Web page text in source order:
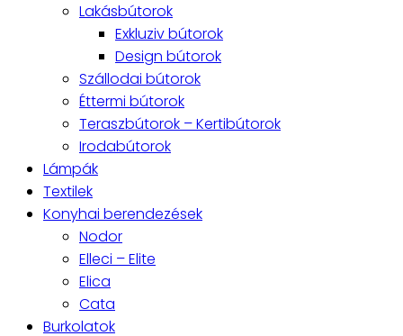
Lakásbútorok
Exkluziv bútorok
Design bútorok
Szállodai bútorok
Éttermi bútorok
Teraszbútorok – Kertibútorok
Irodabútorok
Lámpák
Textilek
Konyhai berendezések
Nodor
Elleci – Elite
Elica
Cata
Burkolatok